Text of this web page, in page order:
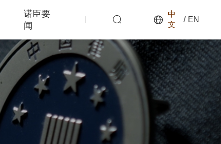
诺臣要
闻
中
文
/ EN